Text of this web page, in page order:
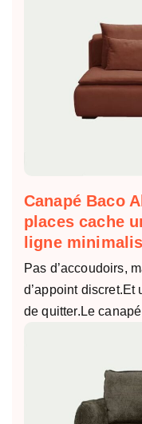
Canapé Baco
places cache
ligne
Pas d’accoudoirs,
d’appoint discret.Et
de quitter.Le